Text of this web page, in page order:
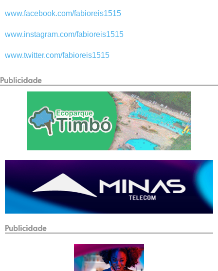
www.facebook.com/fabioreis1515
www.instagram.com/fabioreis1515
www.twitter.com/fabioreis1515
Publicidade
Publicidade